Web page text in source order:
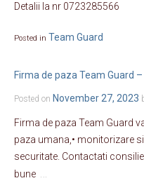
Detalii la nr 0723285566
Posted in Team Guard
Firma de paza Team Guard
Posted on November 27, 2023
Firma de paza Team Guard
paza umana,• monitorizare
securitate. Contactati
bune …